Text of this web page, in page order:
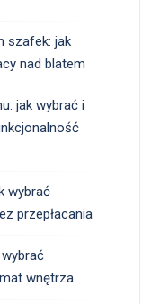
szafek: jak
nad blatem
jak wybrać i
wybrać
przepłacania
wnętrza